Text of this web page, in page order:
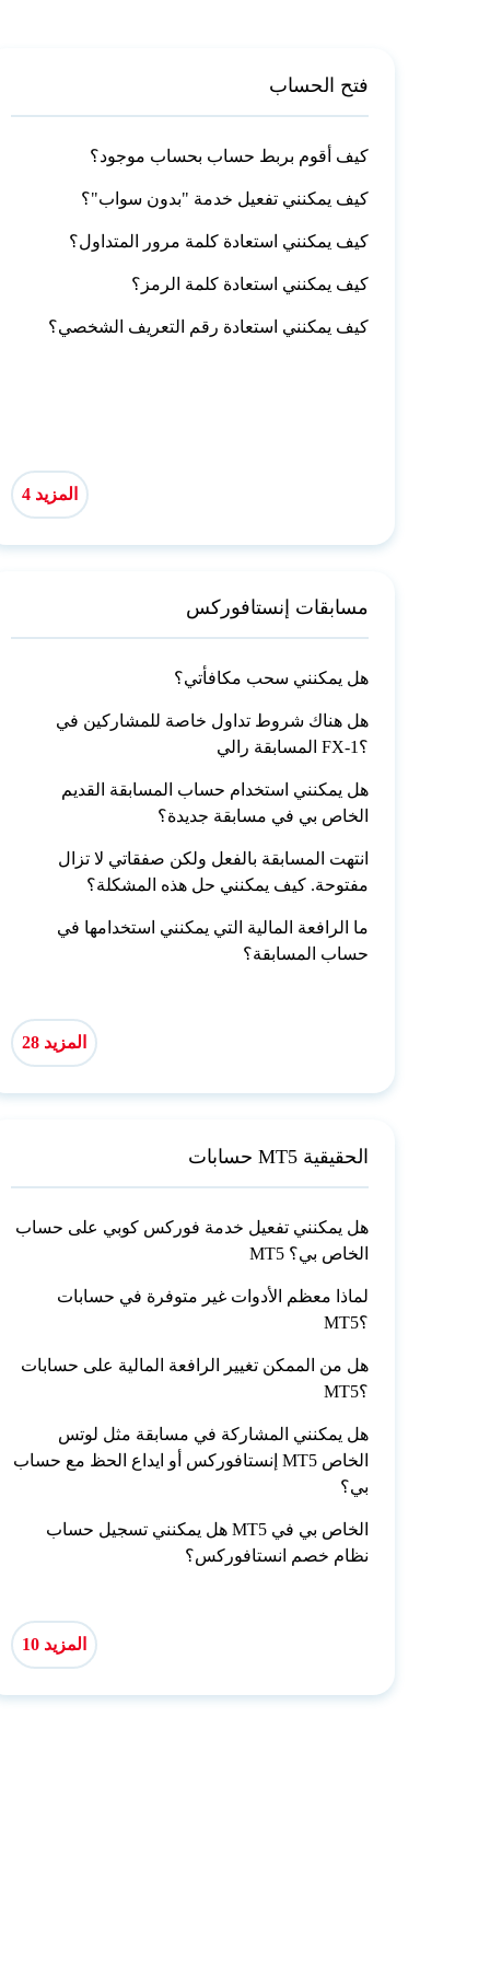
فتح الحساب
كيف أقوم بربط حساب بحساب موجود؟
كيف يمكنني تفعيل خدمة "بدون سواب"؟
كيف يمكنني استعادة كلمة مرور المتداول؟
كيف يمكنني استعادة كلمة الرمز؟
كيف يمكنني استعادة رقم التعريف الشخصي؟
المزيد 4
مسابقات إنستافوركس
هل يمكنني سحب مكافأتي؟
هل هناك شروط تداول خاصة للمشاركين في
المسابقة رالي FX-1؟
هل يمكنني استخدام حساب المسابقة القديم
الخاص بي في مسابقة جديدة؟
انتهت المسابقة بالفعل ولكن صفقاتي لا تزال
مفتوحة. كيف يمكنني حل هذه المشكلة؟
ما الرافعة المالية التي يمكنني استخدامها في
حساب المسابقة؟
المزيد 28
حسابات MT5 الحقيقية
هل يمكنني تفعيل خدمة فوركس كوبي على حساب
MT5 الخاص بي؟
لماذا معظم الأدوات غير متوفرة في حسابات
MT5؟
هل من الممكن تغيير الرافعة المالية على حسابات
MT5؟
هل يمكنني المشاركة في مسابقة مثل لوتس
إنستافوركس أو ايداع الحظ مع حساب MT5 الخاص
بي؟
هل يمكنني تسجيل حساب MT5 الخاص بي في
نظام خصم انستافوركس؟
المزيد 10